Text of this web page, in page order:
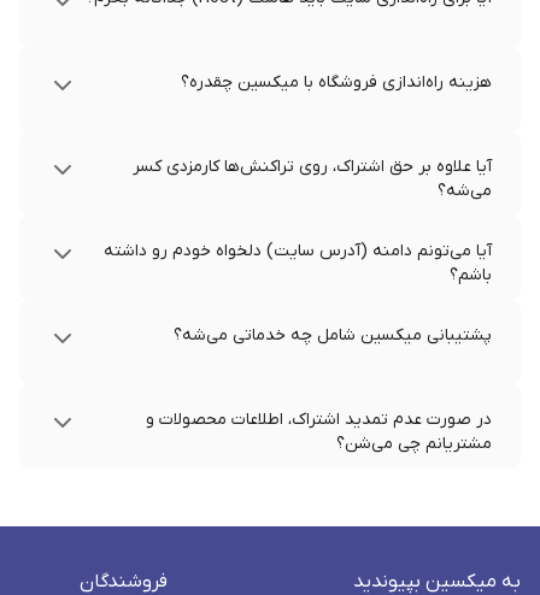
هزینه راه‌اندازی فروشگاه با میکسین چقدره؟
آیا علاوه بر حق اشتراک، روی تراکنش‌ها کارمزدی کسر
می‌شه؟
آیا می‌تونم دامنه (آدرس سایت) دلخواه خودم رو داشته
باشم؟
پشتیبانی میکسین شامل چه خدماتی می‌شه؟
در صورت عدم تمدید اشتراک، اطلاعات محصولات و
مشتریانم چی می‌شن؟
به میکسین بپیوندید فروشندگان